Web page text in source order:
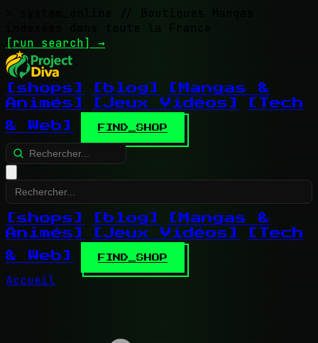
// Boutiques Mangas
indexées dans toute la France
[run search] →
[shops] [blog]
[Mangas &
Animés]
[Jeux Vidéos]
[Tech
& Web]
FIND_SHOP
[shops] [blog]
[Mangas &
Animés]
[Jeux Vidéos]
[Tech
& Web]
FIND_SHOP
Accueil